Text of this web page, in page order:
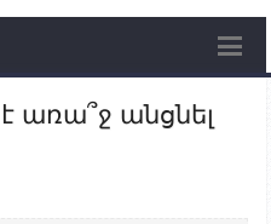
առա՞ջ անցնել